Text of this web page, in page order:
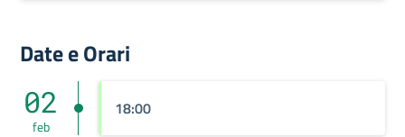
Date e Orari
02
feb
18:00